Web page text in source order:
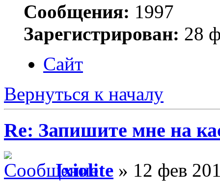
Сообщения: 1997
Зарегистрирован: 28
Сайт
Вернуться к началу
Re: Запишите мне на
Ixiolite » 12 фев